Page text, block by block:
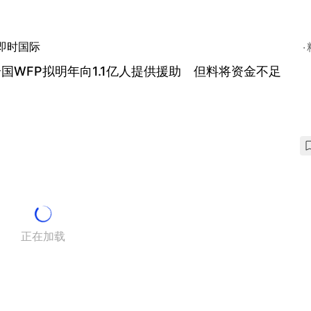
时国际
WFP拟明年向1.1亿人提供援助 但料将资金不足
正在加载